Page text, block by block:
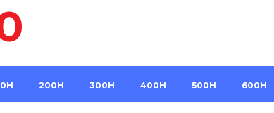
200H 300H 400H 500H 600H